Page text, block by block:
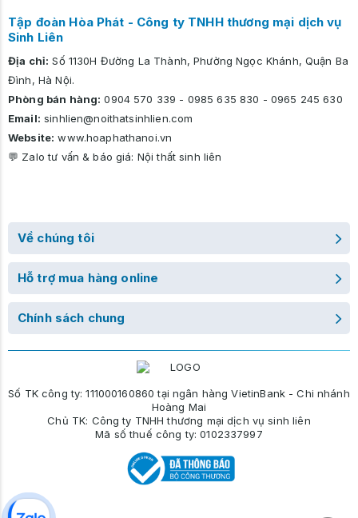
Tập đoàn Hòa Phát - Công ty TNHH thương mại dịch vụ
Sinh Liên
Địa chỉ: Số 1130H Đường La Thành, Phường Ngọc Khánh, Quận Ba
Đình, Hà Nội.
Phòng bán hàng: 0904 570 339 - 0985 635 830 - 0965 245 630
Email: sinhlien@noithatsinhlien.com
Website: www.hoaphathanoi.vn
💬 Zalo tư vấn & báo giá: Nội thất sinh liên
Về chúng tôi
Hỗ trợ mua hàng online
Chính sách chung
Số TK công ty: 111000160860 tại ngân hàng VietinBank - Chi nhánh
Hoàng Mai
Chủ TK: Công ty TNHH thương mại dịch vụ sinh liên
Mã số thuế công ty: 0102337997